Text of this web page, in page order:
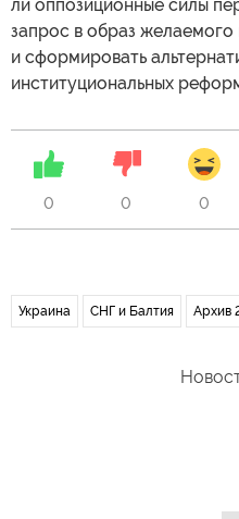
ли оппозиционные силы
запрос в образ желаемого
и сформировать
институциональных
0 0 0
Украина СНГ и Балтия Архив